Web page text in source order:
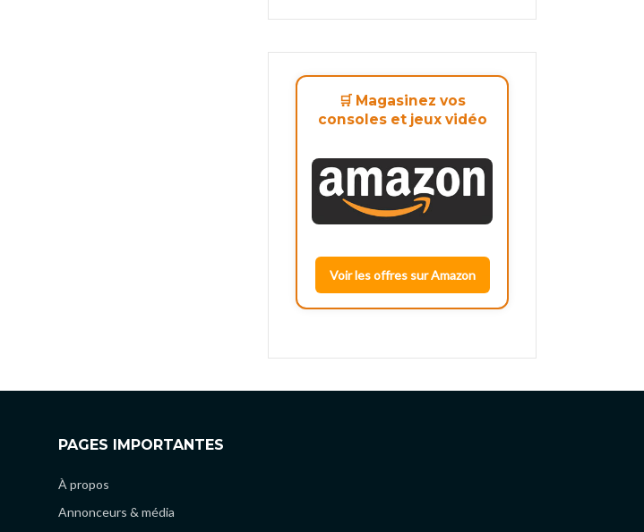
🛒 Magasinez vos
consoles et jeux vidéo
Voir les offres sur Amazon
PAGES IMPORTANTES
À propos
Annonceurs & média